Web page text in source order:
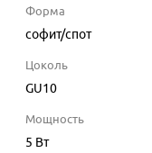
Форма
софит/cпот
Цоколь
GU10
Мощность
5 Вт